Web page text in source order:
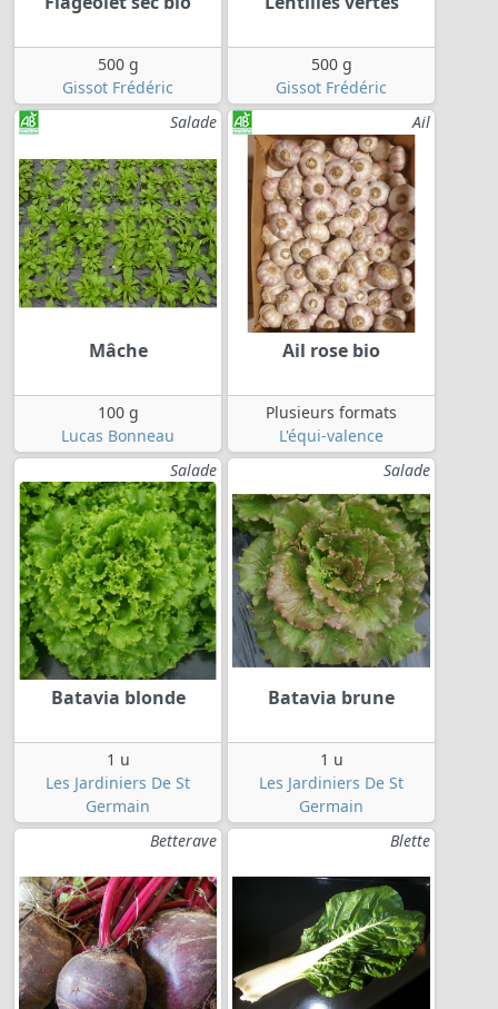
500 g
Gissot Frédéric
500 g
Gissot Frédéric
Salade
Mâche
100 g
Lucas Bonneau
Ail
Ail rose bio
Plusieurs formats
L'équi-valence
Salade
Batavia blonde
1 u
Les Jardiniers De St
Germain
Salade
Batavia brune
1 u
Les Jardiniers De St
Germain
Betterave
Blette